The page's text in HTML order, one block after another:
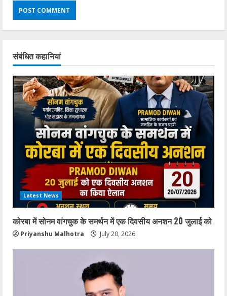
संबंधित कहानियां
Latest News
कोरबा में सोनम वांगचुक के समर्थन में एक दिवसीय अनशन 20 जुलाई को
Priyanshu Malhotra July 20, 2026